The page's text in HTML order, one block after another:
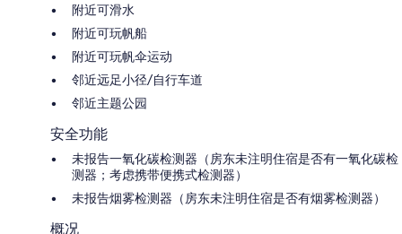
附近可滑水
附近可玩帆船
附近可玩帆伞运动
邻近远足小径/自行车道
邻近主题公园
安全功能
未报告一氧化碳检测器（房东未注明住宿是否有一氧化碳检
测器；考虑携带便携式检测器）
未报告烟雾检测器（房东未注明住宿是否有烟雾检测器）
概况